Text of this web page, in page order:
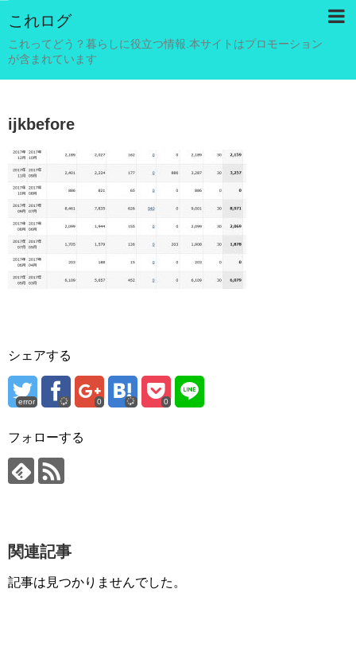
これログ
これってどう？暮らしに役立つ情報.本サイトはプロモーション
が含まれています
ijkbefore
シェアする
error 0 0
フォローする
関連記事
記事は見つかりませんでした。